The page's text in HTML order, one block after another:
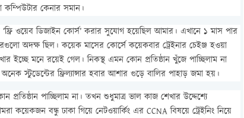
কম্পিউটার কেনার সমান।
ওয়েব ডিজাইন কোর্স’ করার সুযোগ হয়েছিল আমার। এখানে ১ মাস পার
অদক্ষ ছিল। কয়েক মাসের কোর্সে কয়েকবার ট্রেইনার চেইঞ্জ হওয়া
ইচ্ছে মনে রয়েই গেল। নিকস্থ এমন কোন প্রতিষ্ঠান খুঁজে পাচ্ছিলাম না
স্টুডেন্টের ফ্রিল্যান্সার হবার আশার গুড়ে বালির পাহাড় জমা হয়।
পাচ্ছিলাম না। তখন শুধুমাত্র ভাল কাজ শেখার উদ্দেশ্যে
বন্ধু ঢাকা গিয়ে নেটওয়ার্কিং এর CCNA বিষয়ে ট্রেইনিং নিয়ে